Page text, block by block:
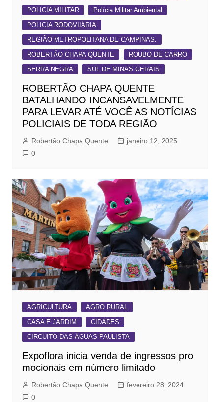
POLICIA MILITAR
Polícia Militar Ambiental
POLICIA RODOVIIÁRIA
REGIÃO METROPOLITANA DE CAMPINAS.
ROBERTÃO CHAPA QUENTE
ROUBO DE CARRO
SERRA NEGRA
SUL DE MINAS GERAIS
ROBERTÃO CHAPA QUENTE
BATALHANDO INCANSAVELMENTE
PARA LEVAR ATÉ VOCÊ AS NOTÍCIAS
POLICIAIS DE TODA REGIÃO
Robertão Chapa Quente
janeiro 12, 2025
0
AGRICULTURA
AGRO RURAL
CASA E JARDIM
CIDADES
CIRCUITO DAS ÁGUAS PAULISTA
Expoflora inicia venda de ingressos pro
mocionais em número limitado
Robertão Chapa Quente
fevereiro 28, 2024
0